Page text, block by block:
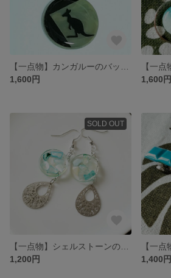
1,600円
1,600円
SOLD OUT
1,200円
1,400円